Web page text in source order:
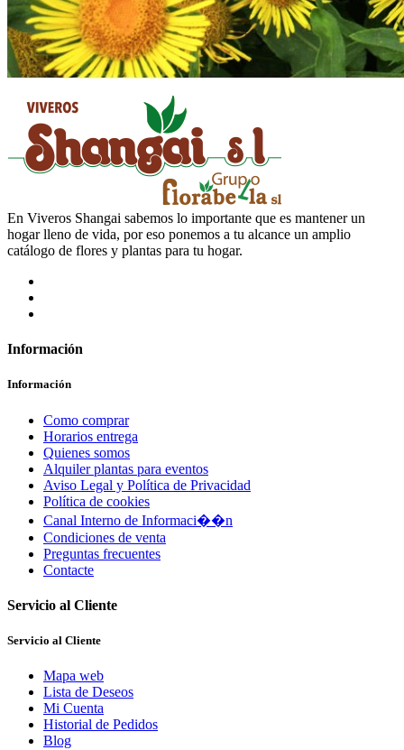
En Viveros Shangai sabemos lo importante que es mantener un
hogar lleno de vida, por eso ponemos a tu alcance un amplio
catálogo de flores y plantas para tu hogar.
Información
Información
Como comprar
Horarios entrega
Quienes somos
Alquiler plantas para eventos
Aviso Legal y Política de Privacidad
Política de cookies
Canal Interno de Informaci��n
Condiciones de venta
Preguntas frecuentes
Contacte
Servicio al Cliente
Servicio al Cliente
Mapa web
Lista de Deseos
Mi Cuenta
Historial de Pedidos
Blog